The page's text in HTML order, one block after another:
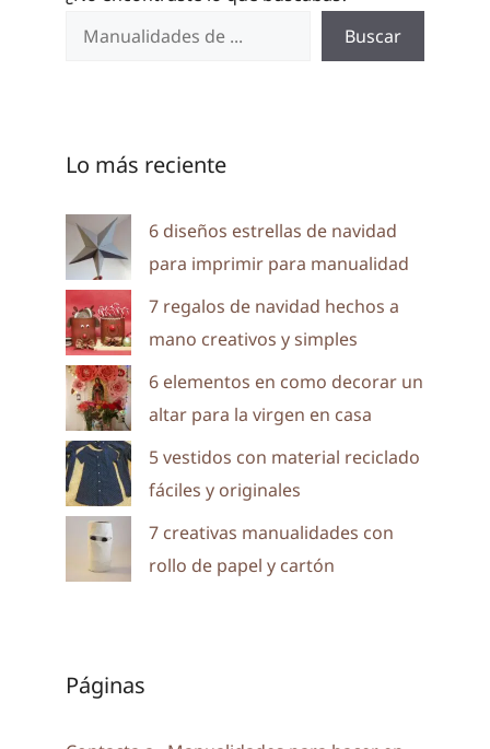
Buscar
Lo más reciente
6 diseños estrellas de navidad
para imprimir para manualidad
7 regalos de navidad hechos a
mano creativos y simples
6 elementos en como decorar un
altar para la virgen en casa
5 vestidos con material reciclado
fáciles y originales
7 creativas manualidades con
rollo de papel y cartón
Páginas